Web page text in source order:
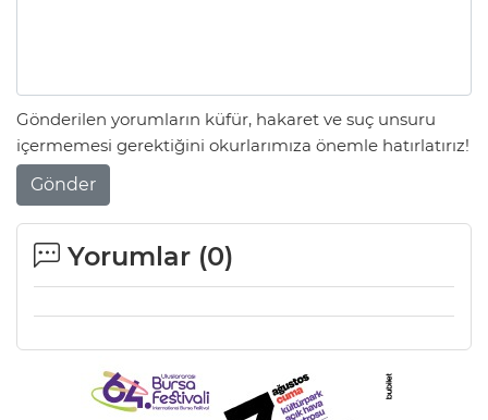
Gönderilen yorumların küfür, hakaret ve suç unsuru
içermemesi gerektiğini okurlarımıza önemle hatırlatırız!
Gönder
Yorumlar (0)